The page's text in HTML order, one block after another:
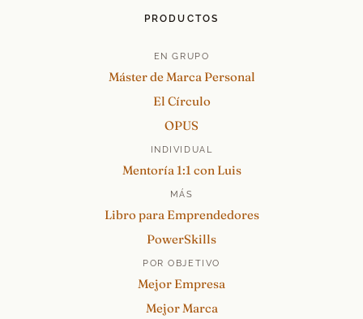
PRODUCTOS
EN GRUPO
Máster de Marca Personal
El Círculo
OPUS
INDIVIDUAL
Mentoría 1:1 con Luis
MÁS
Libro para Emprendedores
PowerSkills
POR OBJETIVO
Mejor Empresa
Mejor Marca